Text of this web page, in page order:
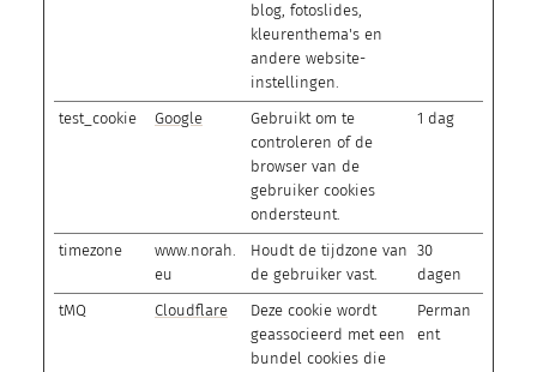
blog, fotoslides,
kleurenthema's en
andere website-
instellingen.
test_cookie Google
Gebruikt om te
controleren of de
browser van de
gebruiker cookies
ondersteunt.
1 dag
timezone
www.norah.
eu
Houdt de tijdzone van
de gebruiker vast.
30
dagen
tMQ
Cloudflare
Deze cookie wordt
geassocieerd met een
bundel cookies die
Perman
ent